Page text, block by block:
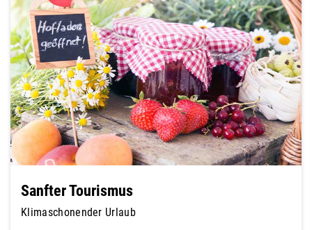
Sanfter Tourismus
Klimaschonender Urlaub